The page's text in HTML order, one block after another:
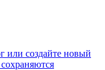
или создайте новый